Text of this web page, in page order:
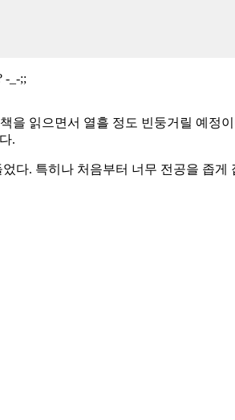
-_-;;
을 읽으면서 열흘 정도 빈둥거릴 예정
.
다. 특히나 처음부터 너무 전공을 좁게